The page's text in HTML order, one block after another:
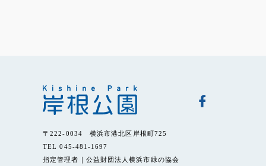
〒222-0034 横浜市港北区岸根町725
TEL 045-481-1697
指定管理者｜公益財団法人横浜市緑の協会